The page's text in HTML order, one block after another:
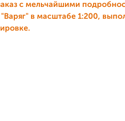
с мельчайшими
в масштабе 1:200,